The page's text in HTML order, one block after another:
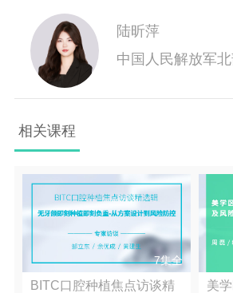
陆昕萍
中国人民解放军
相关课程
7集全
BITC口腔种植焦点访谈精
美